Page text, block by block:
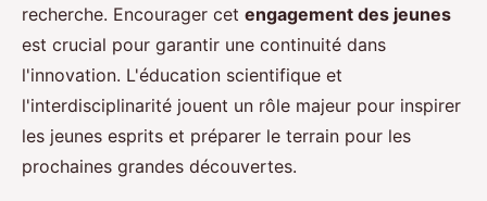
recherche. Encourager cet engagement des jeunes
est crucial pour garantir une continuité dans
l'innovation. L'éducation scientifique et
l'interdisciplinarité jouent un rôle majeur pour inspirer
les jeunes esprits et préparer le terrain pour les
prochaines grandes découvertes.